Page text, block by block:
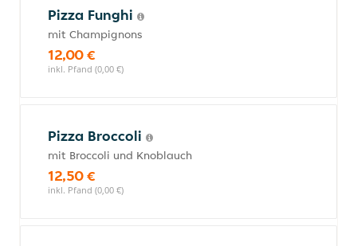
Pizza Funghi
mit Champignons
12,00 €
inkl. Pfand (0,00 €)
Pizza Broccoli
mit Broccoli und Knoblauch
12,50 €
inkl. Pfand (0,00 €)